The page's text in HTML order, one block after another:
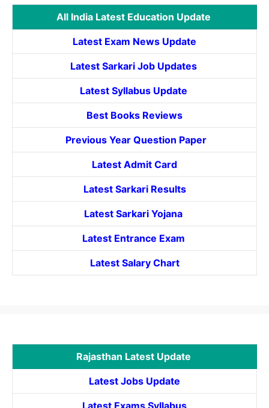
All India Latest Education Update
Latest Exam News Update
Latest Sarkari Job Updates
Latest Syllabus Update
Best Books Reviews
Previous Year Question Paper
Latest Admit Card
Latest Sarkari Results
Latest Sarkari Yojana
Latest Entrance Exam
Latest Salary Chart
Rajasthan Latest Update
Latest Jobs Update
Latest Exams Syllabus